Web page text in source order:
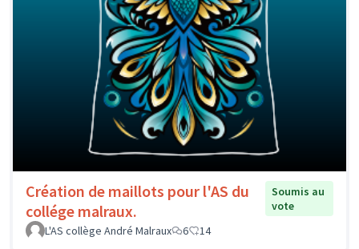
Création de maillots pour l'AS du
collége malraux.
Soumis au
vote
L'AS collège André Malraux
6 14